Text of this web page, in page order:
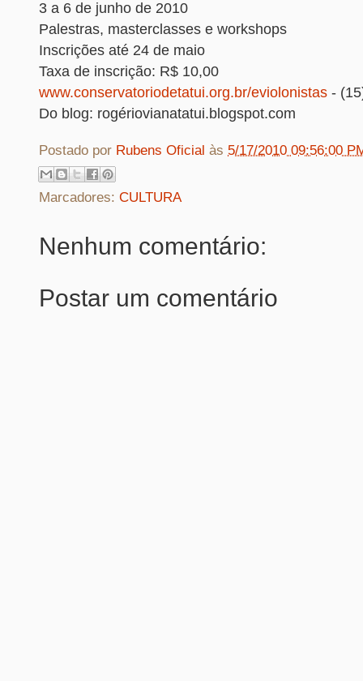
3 a 6 de junho de 2010
Palestras, masterclasses e workshops
Inscrições até 24 de maio
Taxa de inscrição: R$ 10,00
www.conservatoriodetatui.org.br/eviolonistas -
Do blog: rogériovianatatui.blogspot.com
Postado por Rubens Oficial às 5/17/2010 09:56:00
Marcadores: CULTURA
Nenhum comentário:
Postar um comentário